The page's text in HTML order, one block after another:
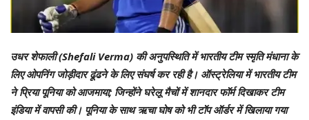
उधर शेफाली (Shefali Verma) की अनुपस्थिति में भारतीय टीम स्मृति मंधाना के
लिए ओपनिंग जोड़ीदार ढूंढने के लिए संघर्ष कर रही है। ऑस्ट्रेलिया में भारतीय टीम
ने प्रिया पूनिया को आजमाया; जिन्होंने घरेलू मैचों में शानदार फॉर्म दिखाकर टीम
इंडिया में वापसी की। पूनिया के साथ ऋचा घोष को भी टॉप ऑर्डर में खिलाया गया